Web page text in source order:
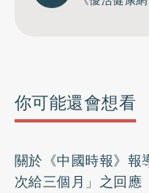
你可能還會想看
關於《中國時報》報
次給三個月」之回應